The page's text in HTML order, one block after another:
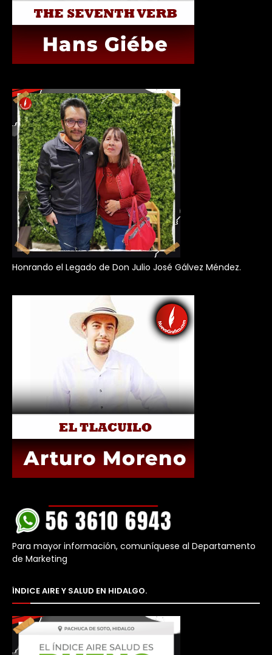
Honrando el Legado de Don Julio José Gálvez Méndez.
Para mayor información, comuníquese al Departamento
de Marketing
ÍNDICE AIRE Y SALUD EN HIDALGO.